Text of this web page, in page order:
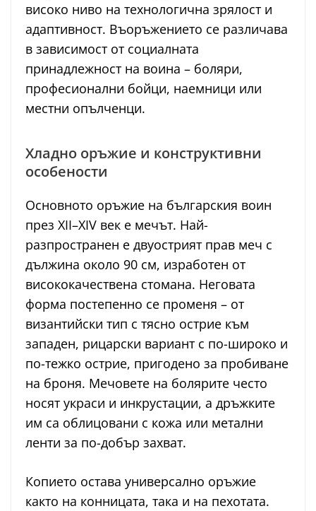
високо ниво на технологична зрялост и
адаптивност. Въоръжението се различава
в зависимост от социалната
принадлежност на воина – боляри,
професионални бойци, наемници или
местни опълченци.
Хладно оръжие и конструктивни
особености
Основното оръжие на българския воин
през XII–XIV век е мечът. Най-
разпространен е двуострият прав меч с
дължина около 90 см, изработен от
висококачествена стомана. Неговата
форма постепенно се променя – от
византийски тип с тясно острие към
западен, рицарски вариант с по-широко и
по-тежко острие, пригодено за пробиване
на броня. Мечовете на болярите често
носят украси и инкрустации, а дръжките
им са облицовани с кожа или метални
ленти за по-добър захват.
Копието остава универсално оръжие
както на конницата, така и на пехотата.